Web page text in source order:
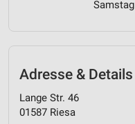
Samstag
Adresse & Details
Lange Str. 46
01587 Riesa